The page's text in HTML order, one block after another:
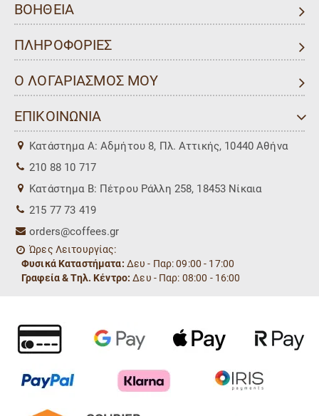
ΒΟΗΘΕΙΑ
ΠΛΗΡΟΦΟΡΙΕΣ
Ο ΛΟΓΑΡΙΑΣΜΟΣ ΜΟΥ
ΕΠΙΚΟΙΝΩΝΙΑ
Kατάστημα Α: Αδμήτου 8, Πλ. Αττικής, 10440 Αθήνα
210 88 10 717
Kατάστημα Β: Πέτρου Ράλλη 258, 18453 Νίκαια
215 77 73 419
orders@coffees.gr
Ώρες Λειτουργίας:
Φυσικά Καταστήματα: Δευ - Παρ: 09:00 - 17:00
Γραφεία & Τηλ. Κέντρο: Δευ - Παρ: 08:00 - 16:00